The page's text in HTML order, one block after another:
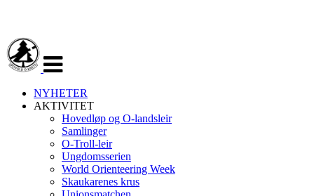
navigasjon
NYHETER
AKTIVITET
Hovedløp og O-landsleir
Samlinger
O-Troll-leir
Ungdomsserien
World Orienteering Week
Skaukarenes krus